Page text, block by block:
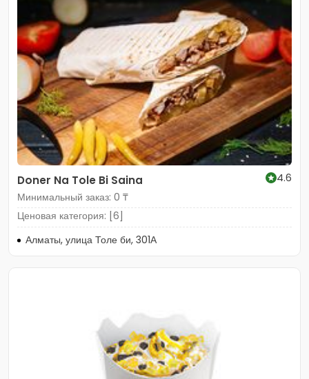
Doner Na Tole Bi Saina
4.6
Минимальный заказ: 0 ₸
Ценовая категория: [6]
Алматы, улица Толе би, 301А